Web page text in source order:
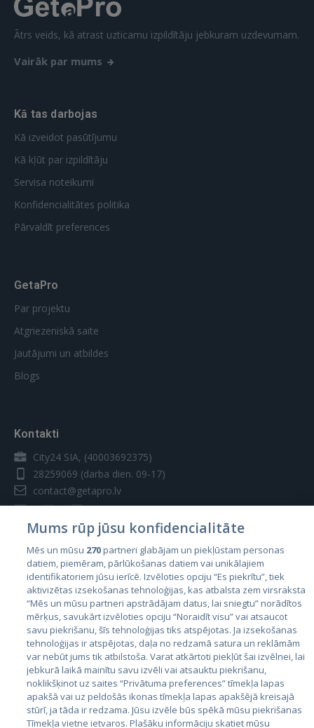
Ātrs veids, kā atrast uzticamu izpildītāju jebkuram uzdevumam.
Vairāk par mums
Kā tas darbojas
Kā izveidot pasūtījumu
Kā kļūt par izpildītāju
Servisa noteikumi
Konfidencialitātes politika
Pārvaldīt preferences
GetaPro
Par projektu
Atgriezeniskā saite
Jautājumi un atbildes
Blogs
Kontakti
City24 SIA, (40003692375)
28259069 (darba dien. 09-17)
contact@getapro.lv
Valstis
Igaunija
Latvija
Lietuva
Mums rūp jūsu konfidencialitāte
Mēs un mūsu 270partneri glabājam un piekļūstam personas
datiem, piemēram, pārlūkošanas datiem vai unikālajiem
identifikatoriem jūsu ierīcē. Izvēloties opciju “Es piekrītu”, tiek
aktivizētas izsekošanas tehnoloģijas, kas atbalsta zem virsraksta
“Mēs un mūsu partneri apstrādājam datus, lai sniegtu” norādītos
mērķus, savukārt izvēloties opciju “Noraidīt visu” vai atsaucot
savu piekrišanu, šīs tehnoloģijas tiks atspējotas. Ja izsekošanas
tehnoloģijas ir atspējotas, daļa no redzamā satura un reklāmām
var nebūt jums tik atbilstoša. Varat atkārtoti piekļūt šai izvēlnei, lai
jebkurā laikā mainītu savu izvēli vai atsauktu piekrišanu,
noklikšķinot uz saites “Privātuma preferences” tīmekļa lapas
apakšā vai uz peldošās ikonas tīmekļa lapas apakšējā kreisajā
stūrī, ja tāda ir redzama. Jūsu izvēle būs spēkā mūsu piekrišanas
Tīmekļa vietne ietvaros. Plašāku informāciju skatiet mūsu